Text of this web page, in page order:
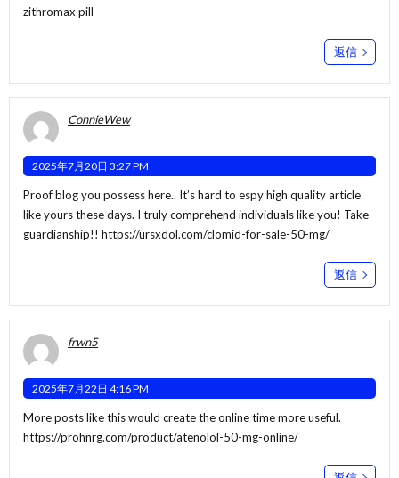
zithromax pill
返信
ConnieWew
2025年7月20日 3:27 PM
Proof blog you possess here.. It’s hard to espy high quality article
like yours these days. I truly comprehend individuals like you! Take
guardianship!! https://ursxdol.com/clomid-for-sale-50-mg/
返信
frwn5
2025年7月22日 4:16 PM
More posts like this would create the online time more useful.
https://prohnrg.com/product/atenolol-50-mg-online/